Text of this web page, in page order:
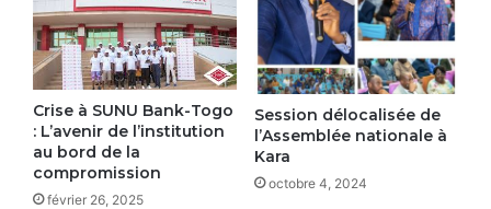
Crise à SUNU Bank-Togo
: L’avenir de l’institution
au bord de la
compromission
février 26, 2025
Session délocalisée de
l’Assemblée nationale à
Kara
octobre 4, 2024